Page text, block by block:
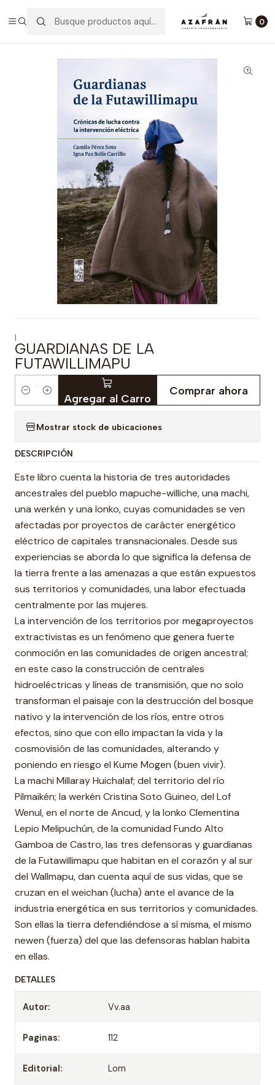
0
Crónica
Guardianas De La Futawillimapu
|
GUARDIANAS DE LA
FUTAWILLIMAPU
Cantidad Agregar al Carro
Comprar ahora
Mostrar stock de ubicaciones
DESCRIPCIÓN
Este libro cuenta la historia de tres autoridades
ancestrales del pueblo mapuche-williche, una machi,
una werkén y una lonko, cuyas comunidades se ven
afectadas por proyectos de carácter energético
eléctrico de capitales transnacionales. Desde sus
experiencias se aborda lo que significa la defensa de
la tierra frente a las amenazas a que están expuestos
sus territorios y comunidades, una labor efectuada
centralmente por las mujeres.
La intervención de los territorios por megaproyectos
extractivistas es un fenómeno que genera fuerte
conmoción en las comunidades de origen ancestral;
en este caso la construcción de centrales
hidroeléctricas y líneas de transmisión, que no solo
transforman el paisaje con la destrucción del bosque
nativo y la intervención de los ríos, entre otros
efectos, sino que con ello impactan la vida y la
cosmovisión de las comunidades, alterando y
poniendo en riesgo el Kume Mogen (buen vivir).
La machi Millaray Huichalaf; del territorio del río
Pilmaikén; la werkén Cristina Soto Guineo, del Lof
Wenul, en el norte de Ancud, y la lonko Clementina
Lepio Melipuchún, de la comunidad Fundo Alto
Gamboa de Castro, las tres defensoras y guardianas
de la Futawillimapu que habitan en el corazón y al sur
del Wallmapu, dan cuenta aquí de sus vidas, que se
cruzan en el weichan (lucha) ante el avance de la
industria energética en sus territorios y comunidades.
Son ellas la tierra defendiéndose a sí misma, el mismo
newen (fuerza) del que las defensoras hablan habita
en ellas.
DETALLES
Autor: Vv.aa
Paginas: 112
Editorial: Lom